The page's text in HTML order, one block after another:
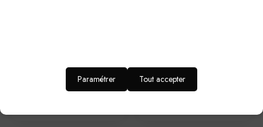
Paramétrer Tout accepter